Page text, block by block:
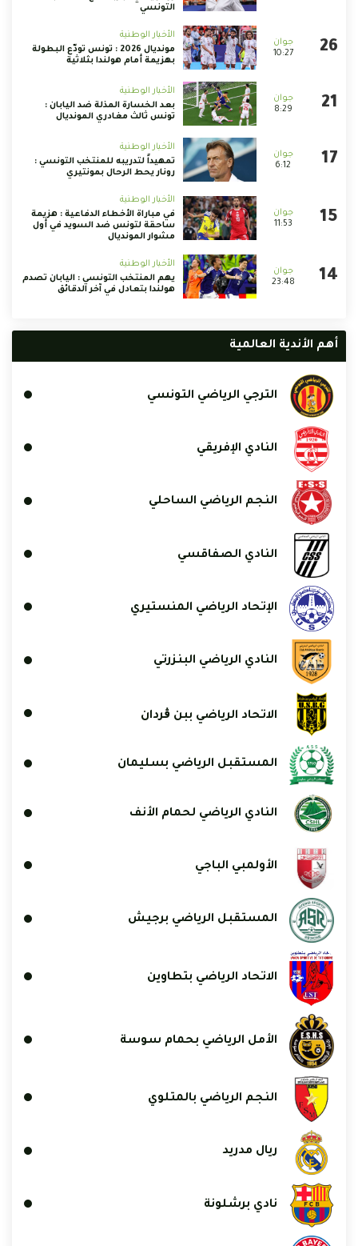
التونسي
10:27
الأخبار الوطنية
مونديال 2026 : تونس تودّع البطولة
بهزيمة أمام هولندا بثلاثية
8:29
الأخبار الوطنية
بعد الخسارة المذلة ضد اليابان :
تونس ثالث مغادري المونديال
6:12
الأخبار الوطنية
تمهيداً لتدريبه للمنتخب التونسي :
رونار يحط الرحال بمونتيري
11:53
الأخبار الوطنية
في مباراة الأخطاء الدفاعية : هزيمة
ساحقة لتونس ضد السويد في أول
مشوار المونديال
23:48
الأخبار الوطنية
يهم المنتخب التونسي : اليابان تصدم
هولندا بتعادل في آخر الدقائق
أهم الأندية العالمية
الترجي الرياضي التونسي
النادي الإفريقي
النجم الرياضي الساحلي
النادي الصفاقسي
الإتحاد الرياضي المنستيري
النادي الرياضي البنزرتي
الاتحاد الرياضي ببن ڨردان
المستقبل الرياضي بسليمان
النادي الرياضي لحمام الأنف
الأولمبي الباجي
المستقبل الرياضي برجيش
الاتحاد الرياضي بتطاوين
الأمل الرياضي بحمام سوسة
النجم الرياضي بالمتلوي
ريال مدريد
نادي برشلونة